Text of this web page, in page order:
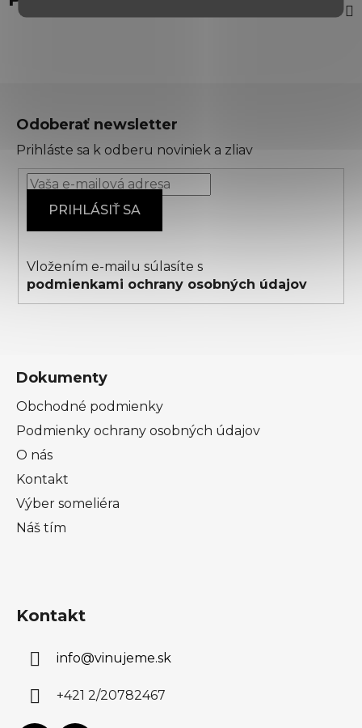
Odoberať newsletter
Prihláste sa k odberu noviniek a zliav
PRIHLÁSIŤ SA
Vložením e-mailu súlasíte s
podmienkami ochrany osobných údajov
Dokumenty
Obchodné podmienky
Podmienky ochrany osobných údajov
O nás
Kontakt
Výber someliéra
Náš tím
Kontakt
info@vinujeme.sk
+421 2/20782467